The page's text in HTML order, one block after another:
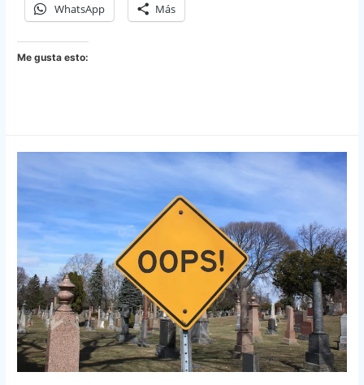
WhatsApp Más
Me gusta esto: